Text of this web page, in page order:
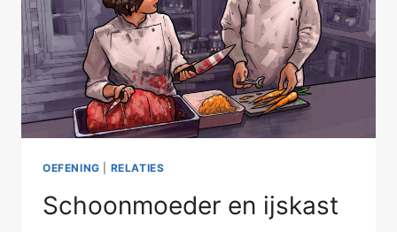
OEFENING RELATIES
Schoonmoeder en ijskast